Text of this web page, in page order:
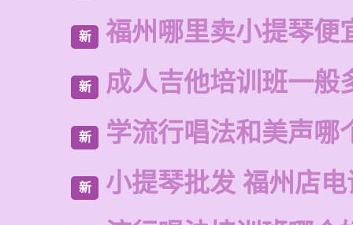
新 福州哪里卖小提琴便
新 成人吉他培训班一般
新 学流行唱法和美声哪
新 小提琴批发 福州店